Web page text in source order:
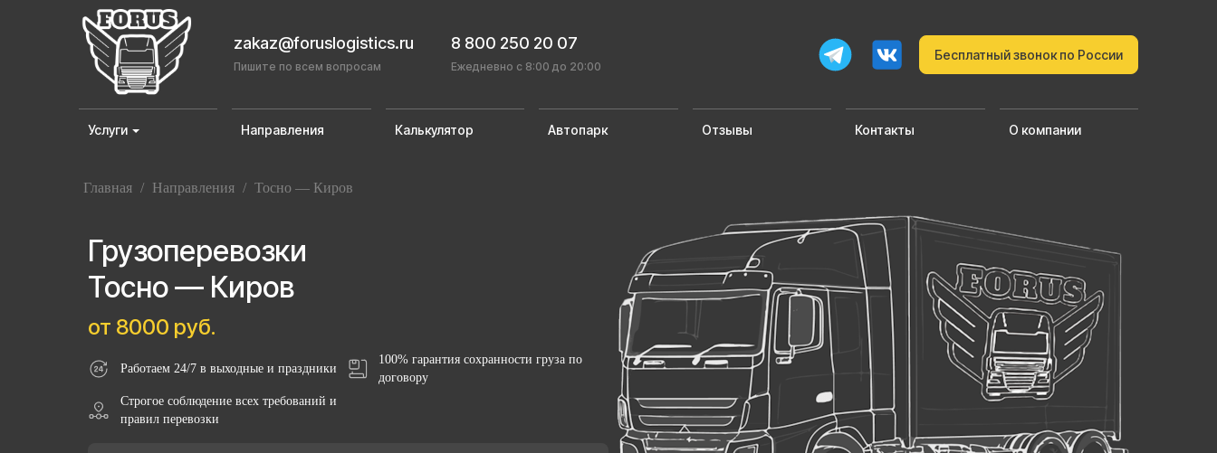
zakaz@foruslogistics.ru
Пишите по всем вопросам
8 800 250 20 07
Ежедневно с 8:00 до 20:00
Бесплатный звонок по России
Услуги Направления Калькулятор Автопарк Отзывы Контакты О компании
Главная / Направления / Тосно — Киров
Грузоперевозки
Тосно — Киров
от 8000 руб.
Работаем 24/7 в выходные и праздники
100% гарантия сохранности груза по
договору
Строгое соблюдение всех требований и
правил перевозки